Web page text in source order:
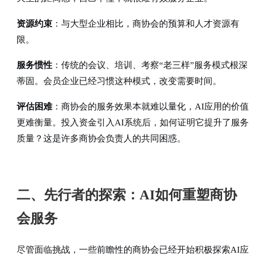
资源约束 ：与大型企业相比，商协会的预算和人才资源有
限。
服务惯性 ：传统的会议、培训、考察“老三样”服务模式根深
蒂固。会员企业已经习惯这种模式，改变需要时间。
评估困难：商协会的服务效果本就难以量化，AI应用的价值
更难衡量。投入资金引入AI系统后，如何证明它提升了服务
质量？这是许多商协会负责人的共同困惑。
二、先行者的探索：AI如何重塑商协
会服务
尽管面临挑战，一些前瞻性的商协会已经开始积极探索AI应